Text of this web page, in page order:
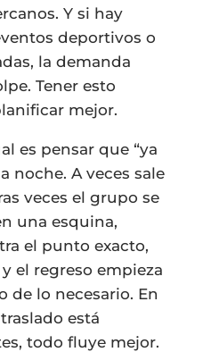
Y si hay
deportivos o
la demanda
Tener esto
mejor.
es pensar que “ya
noche. A veces sale
veces el grupo se
una esquina,
el punto exacto,
el regreso empieza
de lo necesario. En
está
todo fluye mejor.